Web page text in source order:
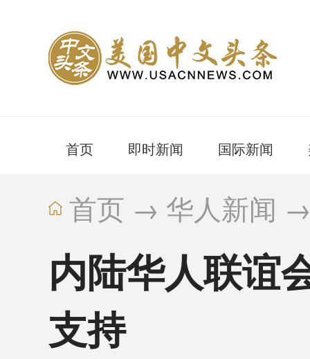
首页 即时新闻 国际新闻
首页 → 华人新闻
内陆华人联谊
支持